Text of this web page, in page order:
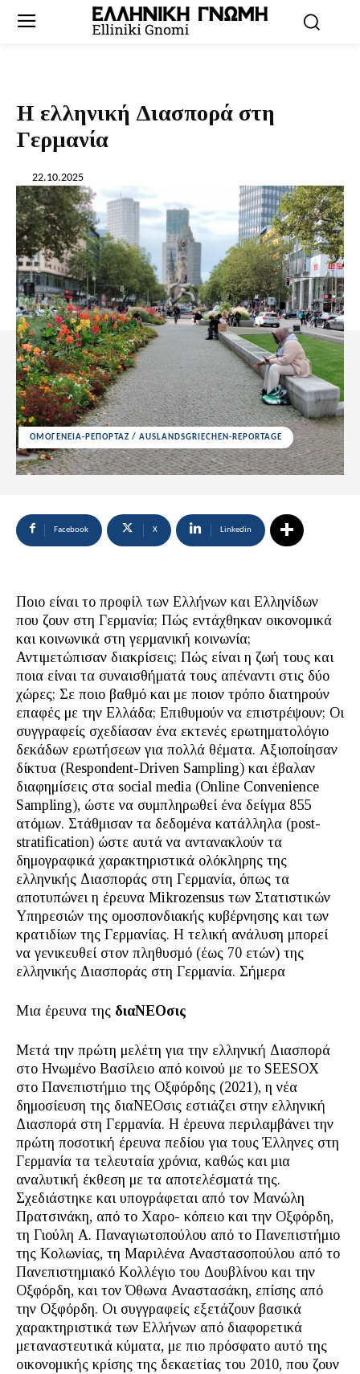
Η ελληνική Διασπορά στη
Γερμανία
22.10.2025
ΟΜΟΓΕΝΕΙΑ-ΡΕΠΟΡΤΑΖ / AUSLANDSGRIECHEN-REPORTAGE
Facebook X Linkedin
Ποιο είναι το προφίλ των Ελλήνων και Ελληνίδων
που ζουν στη Γερμανία; Πώς εντάχθηκαν οικονομικά
και κοινωνικά στη γερμανική κοινωνία;
Αντιμετώπισαν διακρίσεις; Πώς είναι η ζωή τους και
ποια είναι τα συναισθήματά τους απέναντι στις δύο
χώρες; Σε ποιο βαθμό και με ποιον τρόπο διατηρούν
επαφές με την Ελλάδα; Επιθυμούν να επιστρέψουν; Οι
συγγραφείς σχεδίασαν ένα εκτενές ερωτηματολόγιο
δεκάδων ερωτήσεων για πολλά θέματα. Αξιοποίησαν
δίκτυα (Respondent-Driven Sampling) και έβαλαν
διαφημίσεις στα social media (Online Convenience
Sampling), ώστε να συμπληρωθεί ένα δείγμα 855
ατόμων. Στάθμισαν τα δεδομένα κατάλληλα (post-
stratification) ώστε αυτά να αντανακλούν τα
δημογραφικά χαρακτηριστικά ολόκληρης της
ελληνικής Διασποράς στη Γερμανία, όπως τα
αποτυπώνει η έρευνα Mikrozensus των Στατιστικών
Υπηρεσιών της ομοσπονδιακής κυβέρνησης και των
κρατιδίων της Γερμανίας. Η τελική ανάλυση μπορεί
να γενικευθεί στον πληθυσμό (έως 70 ετών) της
ελληνικής Διασποράς στη Γερμανία. Σήμερα
Μια έρευνα της διαΝΕΟσις
Μετά την πρώτη μελέτη για την ελληνική Διασπορά
στο Ηνωμένο Βασίλειο από κοινού με το SEESOX
στο Πανεπιστήμιο της Οξφόρδης (2021), η νέα
δημοσίευση της διαΝΕΟσις εστιάζει στην ελληνική
Διασπορά στη Γερμανία. H έρευνα περιλαμβάνει την
πρώτη ποσοτική έρευνα πεδίου για τους Έλληνες στη
Γερμανία τα τελευταία χρόνια, καθώς και μια
αναλυτική έκθεση με τα αποτελέσματά της.
Σχεδιάστηκε και υπογράφεται από τον Μανώλη
Πρατσινάκη, από το Χαρο- κόπειο και την Οξφόρδη,
τη Γιούλη Α. Παναγιωτοπούλου από το Πανεπιστήμιο
της Κολωνίας, τη Μαριλένα Αναστασοπούλου από το
Πανεπιστημιακό Κολλέγιο του Δουβλίνου και την
Οξφόρδη, και τον Όθωνα Αναστασάκη, επίσης από
την Οξφόρδη. Οι συγγραφείς εξετάζουν βασικά
χαρακτηριστικά των Ελλήνων από διαφορετικά
μεταναστευτικά κύματα, με πιο πρόσφατο αυτό της
οικονομικής κρίσης της δεκαετίας του 2010, που ζουν